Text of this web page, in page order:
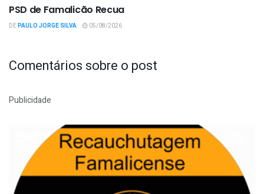
PSD de Famalicão Recua
DEPAULO JORGE SILVA 05/08/2026
Comentários sobre o post
Publicidade